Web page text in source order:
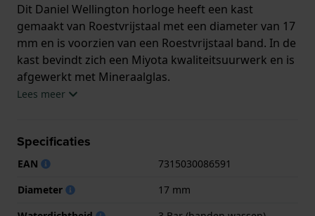
Dit Daniel Wellington horloge heeft een kast
gemaakt van Roestvrijstaal met een diameter van 17
mm en is voorzien van een Roestvrijstaal band. In de
kast bevindt zich een Miyota kwaliteitsuurwerk en is
afgewerkt met Mineraalglas.
geleverd met 2 jaar garantie.
Lees meer
Specificaties
EAN
7315030086591
Diameter
17 mm